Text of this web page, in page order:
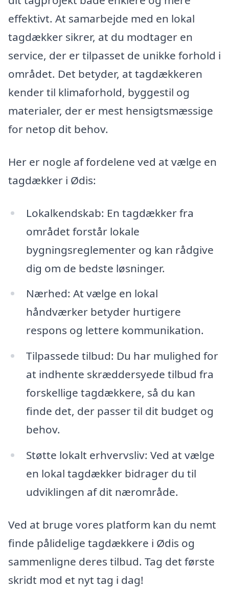
effektivt. At samarbejde med en lokal
tagdækker sikrer, at du modtager en
service, der er tilpasset de unikke forhold i
området. Det betyder, at tagdækkeren
kender til klimaforhold, byggestil og
materialer, der er mest hensigtsmæssige
for netop dit behov.
Her er nogle af fordelene ved at vælge en
tagdækker i Ødis:
Lokalkendskab: En tagdækker fra
området forstår lokale
bygningsreglementer og kan rådgive
dig om de bedste løsninger.
Nærhed: At vælge en lokal
håndværker betyder hurtigere
respons og lettere kommunikation.
Tilpassede tilbud: Du har mulighed for
at indhente skræddersyede tilbud fra
forskellige tagdækkere, så du kan
finde det, der passer til dit budget og
behov.
Støtte lokalt erhvervsliv: Ved at vælge
en lokal tagdækker bidrager du til
udviklingen af dit nærområde.
Ved at bruge vores platform kan du nemt
finde pålidelige tagdækkere i Ødis og
sammenligne deres tilbud. Tag det første
skridt mod et nyt tag i dag!